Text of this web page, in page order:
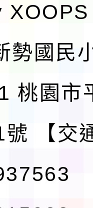
XOOPS
勢國民
桃園市
號
【交